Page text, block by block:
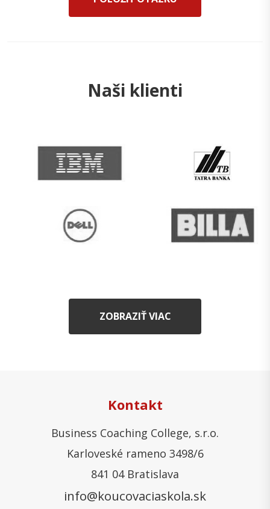
Naši klienti
ZOBRAZIŤ VIAC
Kontakt
Business Coaching College, s.r.o.
Karloveské rameno 3498/6
841 04 Bratislava
info@koucovaciaskola.sk